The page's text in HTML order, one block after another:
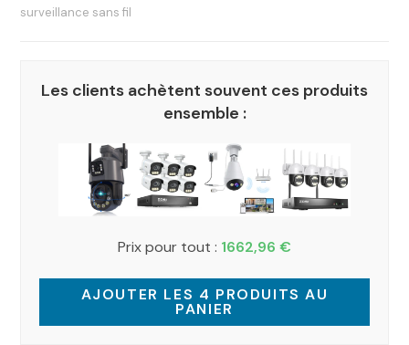
surveillance sans fil
Les clients achètent souvent ces produits
ensemble :
Prix pour tout : 1662,96 €
AJOUTER LES 4 PRODUITS AU
PANIER